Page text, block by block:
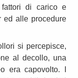
di carico e
ed alle procedure
si percepisce,
al decollo, una
era capovolto. I